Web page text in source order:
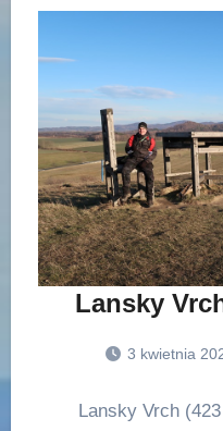
Lansky
3 kwietnia
Lansky Vrch